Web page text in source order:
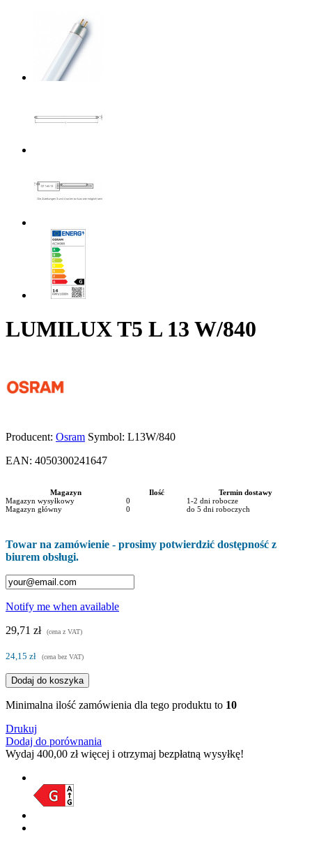
LUMILUX T5 L 13 W/840
Producent: Osram Symbol: L13W/840
EAN: 4050300241647
Magazyn Ilość
Termin dostawy
Magazyn wysyłkowy
0
1-2 dni robocze
Magazyn główny
0 do 5 dni roboczych
Towar na zamówienie - prosimy potwierdzić dostępność z
biurem obsługi.
Notify me when available
29,71 zł
(cena z VAT)
24,15 zł (cena bez VAT)
Dodaj do koszyka
Minimalna ilość zamówienia dla tego produktu to 10
Drukuj
Dodaj do porównania
Wydaj 400,00 złwięcej i otrzymaj bezpłatną wysyłkę!